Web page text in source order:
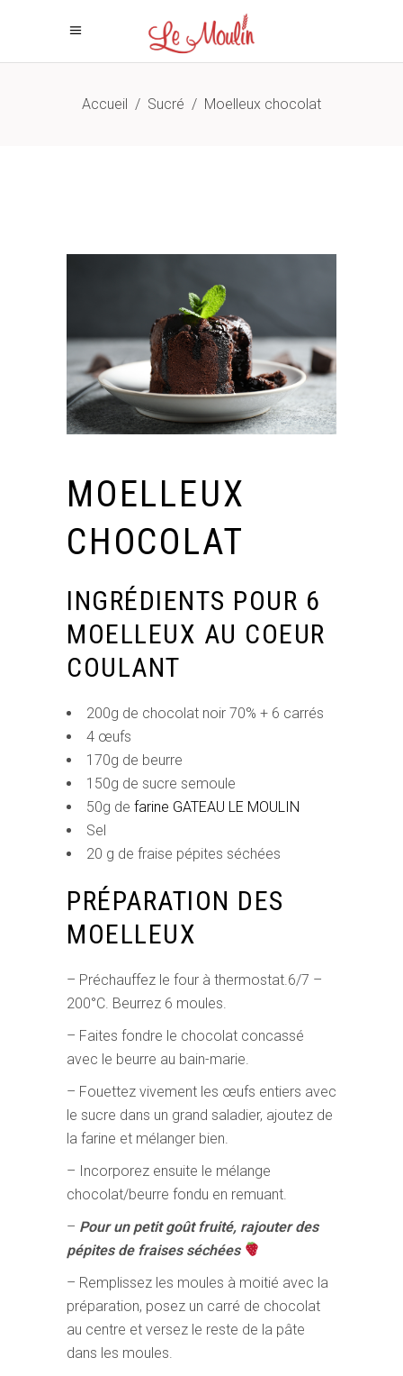
Accueil / Sucré / Moelleux chocolat
MOELLEUX
CHOCOLAT
INGRÉDIENTS POUR 6
MOELLEUX AU COEUR
COULANT
200g de chocolat noir 70% + 6 carrés
4 œufs
170g de beurre
150g de sucre semoule
50g de farine GATEAU LE MOULIN
Sel
20 g de fraise pépites séchées
PRÉPARATION DES
MOELLEUX
– Préchauffez le four à thermostat.6/7 –
200°C. Beurrez 6 moules.
– Faites fondre le chocolat concassé
avec le beurre au bain-marie.
– Fouettez vivement les œufs entiers avec
le sucre dans un grand saladier, ajoutez de
la farine et mélanger bien.
– Incorporez ensuite le mélange
chocolat/beurre fondu en remuant.
– Pour un petit goût fruité, rajouter des
pépites de fraises séchées
– Remplissez les moules à moitié avec la
préparation, posez un carré de chocolat
au centre et versez le reste de la pâte
dans les moules.